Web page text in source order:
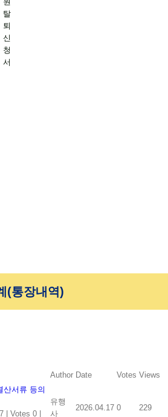
탈
퇴
신
청
서
(통장내역)
Author Date Votes Views
산서류 등의
Votes 0
유행
사
2026.04.17 0 229